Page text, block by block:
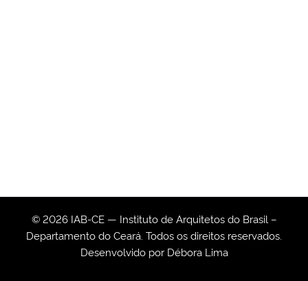
© 2026 IAB-CE — Instituto de Arquitetos do Brasil –
Departamento do Ceará. Todos os direitos reservados.
Desenvolvido por Débora Lima